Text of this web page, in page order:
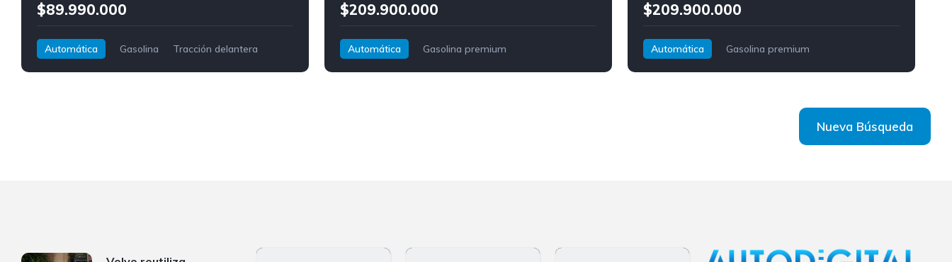
$89.990.000
Automática Gasolina
Tracción delantera
$209.900.000
Automática
Gasolina premium
$209.900.000
Automática
Gasolina premium
Nueva Búsqueda